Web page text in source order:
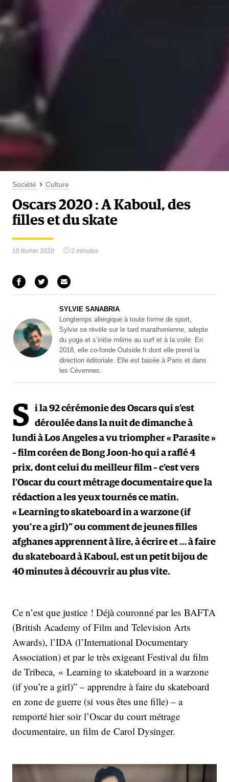
Société Culture
Oscars 2020 : A Kaboul, des
filles et du skate
10 février 2020 2 minutes
SYLVIE SANABRIA
Longtemps allergique à toute forme de sport,
Sylvie se révèle sur le tard marathonienne, adepte
du yoga et s’initie même au surf et à la voile. En
2018, elle co-fonde Outside.fr dont elle prend la
direction éditoriale. Elle est basée à Paris et dans
les Cévennes.
S i la 92 cérémonie des Oscars qui s’est
déroulée dans la nuit de dimanche à
lundi à Los Angeles a vu triompher « Parasite »
– film coréen de Bong Joon-ho qui a raflé 4
prix, dont celui du meilleur film – c’est vers
l’Oscar du court métrage documentaire que la
rédaction a les yeux tournés ce matin.
« Learning to skateboard in a warzone (if
you’re a girl)” ou comment de jeunes filles
afghanes apprennent à lire, à écrire et … à faire
du skateboard à Kaboul, est un petit bijou de
40 minutes à découvrir au plus vite.
Ce n’est que justice ! Déjà couronné par les BAFTA
(British Academy of Film and Television Arts
Awards), l’IDA (l’International Documentary
Association) et par le très exigeant Festival du film
de Tribeca, « Learning to skateboard in a warzone
(if you’re a girl)” – apprendre à faire du skateboard
en zone de guerre (si vous êtes une fille) – a
remporté hier soir l’Oscar du court métrage
documentaire, un film de Carol Dysinger.